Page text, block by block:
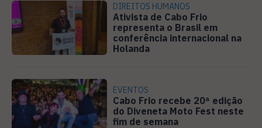
DIREITOS HUMANOS
Ativista de Cabo Frio
representa o Brasil em
conferência internacional na
Holanda
EVENTOS
Cabo Frio recebe 20ª edição
do Diveneta Moto Fest neste
fim de semana